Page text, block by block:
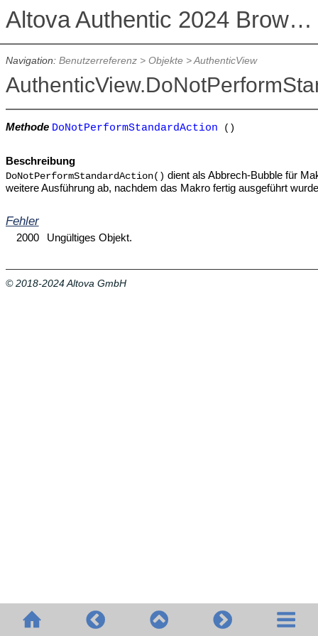
Altova Authentic 2024 Browser Edition
Navigation: Benutzerreferenz> Objekte>AuthenticView
Methode DoNotPerformStandardAction ()
Beschreibung
DoNotPerformStandardAction() dient als Abbrech-Bubble für
weitere Ausführung ab, nachdem das Makro fertig ausgeführt
Fehler
2000 Ungültiges Objekt.
© 2018-2024 Altova GmbH